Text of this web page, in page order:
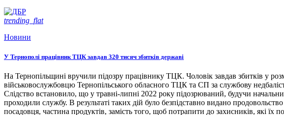
trending_flat
Новини
У Тернополі працівник ТЦК завдав 320 тисяч збитків державі
На Тернопільщині вручили підозру працівнику ТЦК. Чоловік завдав збитків у
військовослужбовцю Тернопільського обласного ТЦК та СП за службову
Слідство встановило, що у травні-липні 2022 року підозрюваний, будучи
проходили службу. В результаті таких дій було безпідставно видано
посадовця, частина продуктів, замість того, щоб потрапити до захисників, які їх